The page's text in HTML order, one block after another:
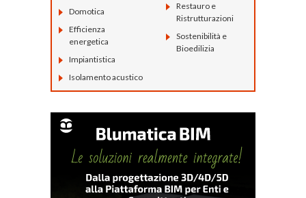
Domotica
Efficienza
energetica
Impiantistica
Isolamento acustico
Restauro e
Ristrutturazioni
Sostenibilità e
Bioedilizia